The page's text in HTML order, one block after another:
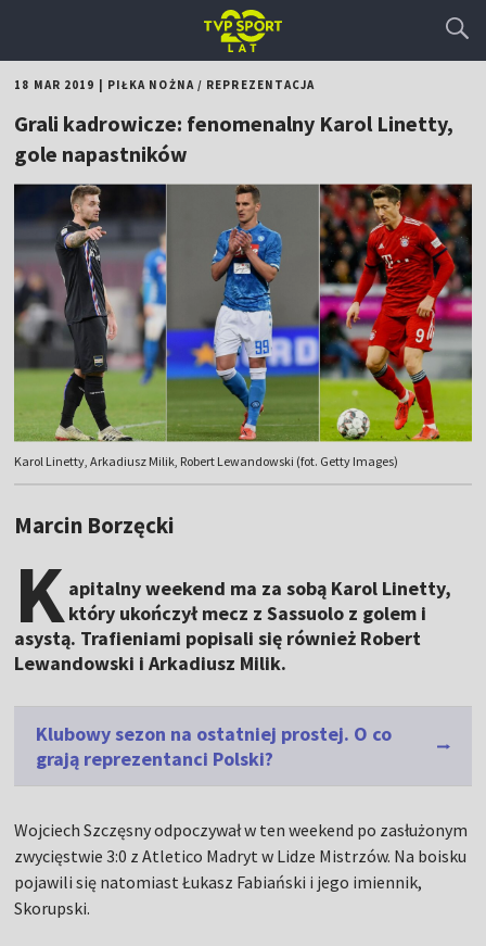
18 MAR 2019 PIŁKA NOŻNA/ REPREZENTACJA
Grali kadrowicze: fenomenalny Karol Linetty,
gole napastników
Karol Linetty, Arkadiusz Milik, Robert Lewandowski (fot. Getty Images)
Marcin Borzęcki
Kapitalny weekend ma za sobą Karol Linetty,
który ukończył mecz z Sassuolo z golem i
asystą. Trafieniami popisali się również Robert
Lewandowski i Arkadiusz Milik.
Klubowy sezon na ostatniej prostej. O co
grają reprezentanci Polski?
Wojciech Szczęsny odpoczywał w ten weekend po zasłużonym
zwycięstwie 3:0 z Atletico Madryt w Lidze Mistrzów. Na boisku
pojawili się natomiast Łukasz Fabiański i jego imiennik,
Skorupski.